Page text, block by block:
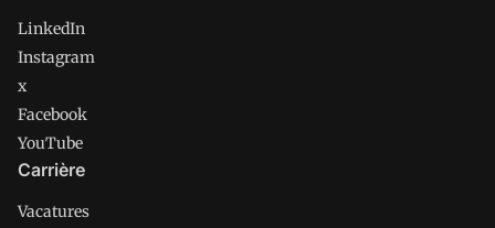
LinkedIn
Instagram
x
Facebook
YouTube
Carrière
Vacatures